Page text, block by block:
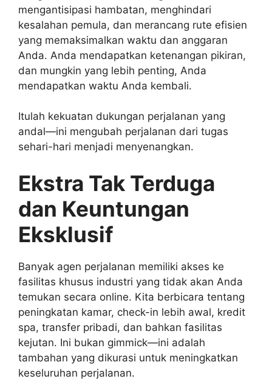
mengantisipasi hambatan, menghindari
kesalahan pemula, dan merancang rute efisien
yang memaksimalkan waktu dan anggaran
Anda. Anda mendapatkan ketenangan pikiran,
dan mungkin yang lebih penting, Anda
mendapatkan waktu Anda kembali.
Itulah kekuatan dukungan perjalanan yang
andal—ini mengubah perjalanan dari tugas
sehari-hari menjadi menyenangkan.
Ekstra Tak Terduga
dan Keuntungan
Eksklusif
Banyak agen perjalanan memiliki akses ke
fasilitas khusus industri yang tidak akan Anda
temukan secara online. Kita berbicara tentang
peningkatan kamar, check-in lebih awal, kredit
spa, transfer pribadi, dan bahkan fasilitas
kejutan. Ini bukan gimmick—ini adalah
tambahan yang dikurasi untuk meningkatkan
keseluruhan perjalanan.